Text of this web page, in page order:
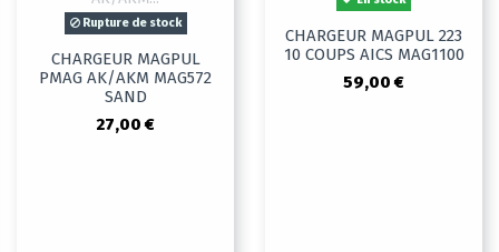
Rupture de stock
CHARGEUR MAGPUL
PMAG AK/AKM MAG572
SAND
27,00 €
CHARGEUR MAGPUL 223
10 COUPS AICS MAG1100
59,00 €